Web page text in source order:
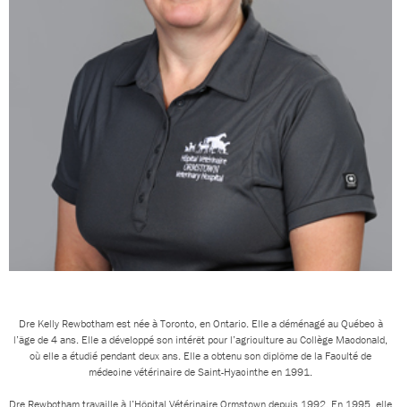
Dre Kelly Rewbotham est née à Toronto, en Ontario. Elle a déménagé au Québec à
l’âge de 4 ans. Elle a développé son intérêt pour l’agriculture au Collège Macdonald,
où elle a étudié pendant deux ans. Elle a obtenu son diplôme de la Faculté de
médecine vétérinaire de Saint-Hyacinthe en 1991.
Dre Rewbotham travaille à l’Hôpital Vétérinaire Ormstown depuis 1992. En 1995, elle